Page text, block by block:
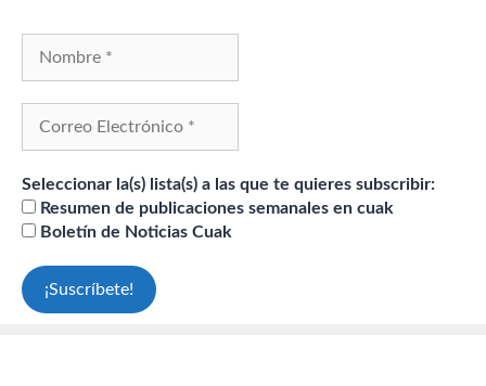
Seleccionar la(s) lista(s) a las que te quieres subscribir:
Resumen de publicaciones semanales en cuak
Boletín de Noticias Cuak